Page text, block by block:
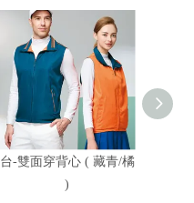
台-雙面穿背心 ( 藏青/橘
)